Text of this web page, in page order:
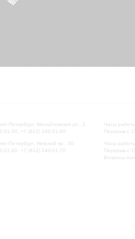
Петербург, Михайловская ул., 2
01-00, +7 (812) 240-01-80
Петербург, Невский пр., 30
01-00, +7 (812) 240-01-70
Часы
Перерыв с
Часы
Перерыв с
Вопросы